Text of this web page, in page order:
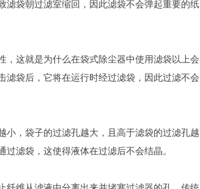
滤袋朝过滤室缩回，因此滤袋不会弹起重要的纸
，这就是为什么在袋式除尘器中使用滤袋以上会
滤袋后，它将在运行时经过滤袋，因此过滤不会
小，袋子的过滤孔越大，且高于滤袋的过滤孔越
滤袋，这使得液体在过滤后不会结晶。